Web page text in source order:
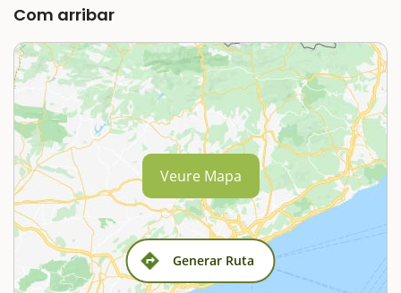
Com arribar
Generar Ruta
Veure Mapa